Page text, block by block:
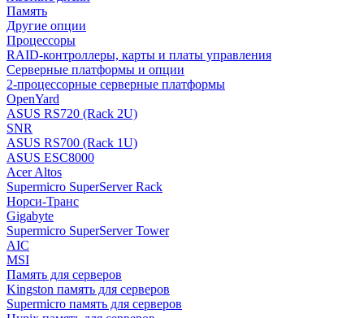
Память
Другие опции
Процессоры
RAID-контроллеры, карты и платы управления
Серверные платформы и опции
2-процессорные серверные платформы
OpenYard
ASUS RS720 (Rack 2U)
SNR
ASUS RS700 (Rack 1U)
ASUS ESC8000
Acer Altos
Supermicro SuperServer Rack
Норси-Транс
Gigabyte
Supermicro SuperServer Tower
AIC
MSI
Память для серверов
Kingston память для серверов
Supermicro память для серверов